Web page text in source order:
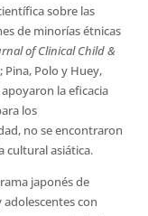
sobre las
de minorías étnicas
of Clinical Child &
Polo y Huey,
la eficacia
los
no se encontraron
cultural asiática.
japonés de
con